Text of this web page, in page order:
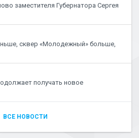
заместителя Губернатора Сергея
сквер «Молодежный» больше,
получать новое
ВСЕ НОВОСТИ